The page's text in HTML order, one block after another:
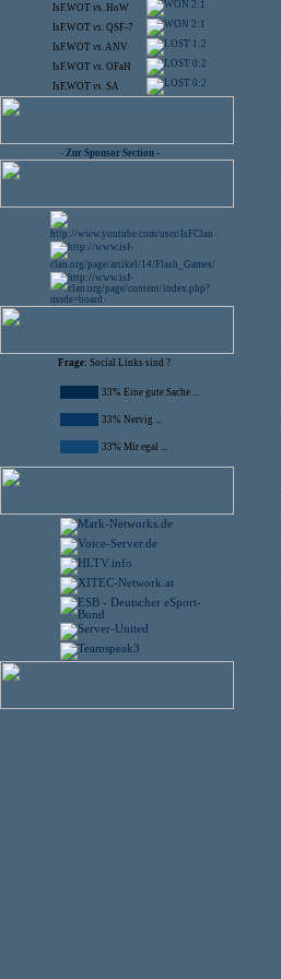
IsF.WOT vs. HoW 2:1
IsF.WOT vs. QSF-7 2:1
IsF.WOT vs.ANV 1:2
IsF.WOT vs. OFaH 0:2
IsF.WOT vs. SA 0:2
- Zur Sponsor Section -
Frage: Social Links sind ?
33% Eine gute Sache ...
33% Nervig ...
33% Mir egal ...